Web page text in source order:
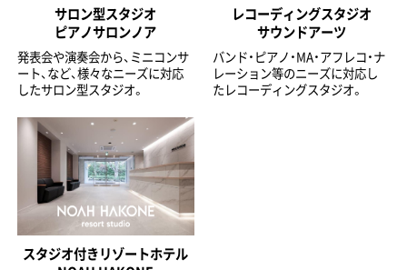
サロン型スタジオ
ピアノサロンノア
発表会や演奏会から、ミニコンサ
ート、など、様々なニーズに対応
したサロン型スタジオ。
レコーディングスタジオ
サウンドアーツ
バンド・ピアノ・MA・アフレコ・ナ
レーション等のニーズに対応し
たレコーディングスタジオ。
スタジオ付きリゾートホテル